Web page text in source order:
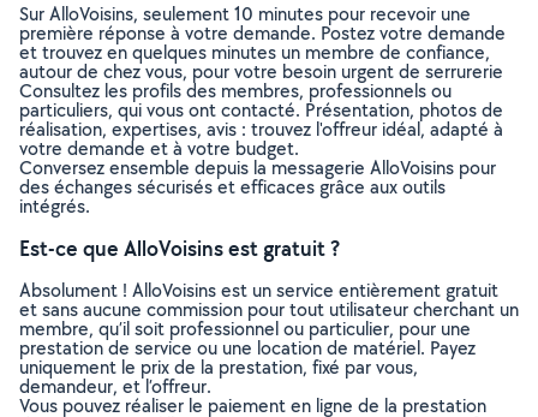
Sur AlloVoisins, seulement 10 minutes pour recevoir une
première réponse à votre demande. Postez votre demande
et trouvez en quelques minutes un membre de confiance,
autour de chez vous, pour votre besoin urgent de serrurerie
Consultez les profils des membres, professionnels ou
particuliers, qui vous ont contacté. Présentation, photos de
réalisation, expertises, avis : trouvez l'offreur idéal, adapté à
votre demande et à votre budget.
Conversez ensemble depuis la messagerie AlloVoisins pour
des échanges sécurisés et efficaces grâce aux outils
intégrés.
Est-ce que AlloVoisins est gratuit ?
Absolument ! AlloVoisins est un service entièrement gratuit
et sans aucune commission pour tout utilisateur cherchant un
membre, qu’il soit professionnel ou particulier, pour une
prestation de service ou une location de matériel. Payez
uniquement le prix de la prestation, fixé par vous,
demandeur, et l’offreur.
Vous pouvez réaliser le paiement en ligne de la prestation